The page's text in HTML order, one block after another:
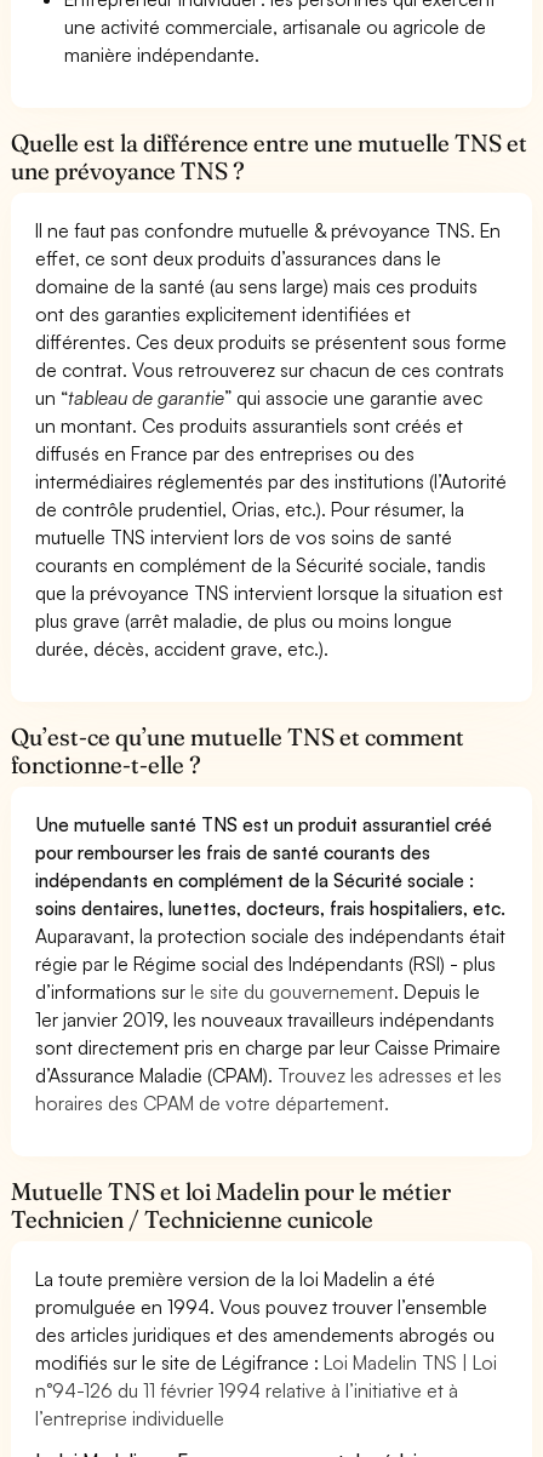
une activité commerciale, artisanale ou agricole de
manière indépendante.
Quelle est la différence entre une mutuelle TNS et
une prévoyance TNS ?
Il ne faut pas confondre mutuelle & prévoyance TNS. En
effet, ce sont deux produits d’assurances dans le
domaine de la santé (au sens large) mais ces produits
ont des garanties explicitement identifiées et
différentes. Ces deux produits se présentent sous forme
de contrat. Vous retrouverez sur chacun de ces contrats
un “tableau de garantie” qui associe une garantie avec
un montant. Ces produits assurantiels sont créés et
diffusés en France par des entreprises ou des
intermédiaires réglementés par des institutions (l’Autorité
de contrôle prudentiel, Orias, etc.). Pour résumer, la
mutuelle TNS intervient lors de vos soins de santé
courants en complément de la Sécurité sociale, tandis
que la prévoyance TNS intervient lorsque la situation est
plus grave (arrêt maladie, de plus ou moins longue
durée, décès, accident grave, etc.).
Qu’est-ce qu’une mutuelle TNS et comment
fonctionne-t-elle ?
Une mutuelle santé TNS est un produit assurantiel créé
pour rembourser les frais de santé courants des
indépendants en complément de la Sécurité sociale :
soins dentaires, lunettes, docteurs, frais hospitaliers, etc.
Auparavant, la protection sociale des indépendants était
régie par le Régime social des Indépendants (RSI) - plus
d’informations surle site du gouvernement. Depuis le
1er janvier 2019, les nouveaux travailleurs indépendants
sont directement pris en charge par leur Caisse Primaire
d’Assurance Maladie (CPAM). Trouvez les adresses et les
horaires des CPAM de votre département.
Mutuelle TNS et loi Madelin pour le métier
Technicien / Technicienne cunicole
La toute première version de la loi Madelin a été
promulguée en 1994. Vous pouvez trouver l’ensemble
des articles juridiques et des amendements abrogés ou
modifiés sur le site de Légifrance :Loi Madelin TNS | Loi
n°94-126 du 11 février 1994 relative à l’initiative et à
l’entreprise individuelle